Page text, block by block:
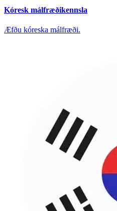
Kóresk málfræðikennsla
Æfðu kóreska málfræði.